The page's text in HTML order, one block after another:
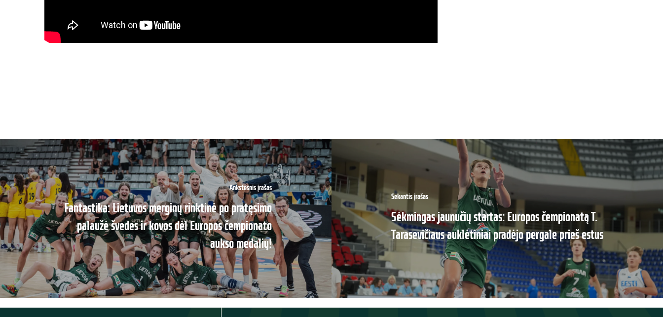
Ankstesnis įrašas
Fantastika: Lietuvos merginų rinktinė po pratęsimo
palaužė švedes ir kovos dėl Europos čempionato
aukso medalių!
Sekantis įrašas
Sėkmingas jaunučių startas: Europos čempionatą T.
Tarasevičiaus auklėtiniai pradėjo pergale prieš estus